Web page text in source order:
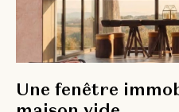
Une fenêtre